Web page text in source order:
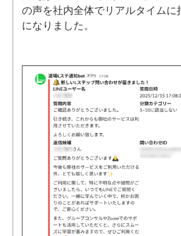
の声を社内全体でリアルタイムに
になりました。